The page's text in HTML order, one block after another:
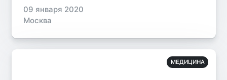
09 января 2020
Москва
МЕДИЦИНА